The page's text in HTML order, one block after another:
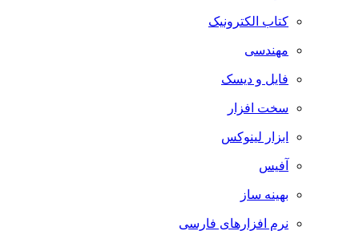
کتاب الکترونیک
مهندسی
فایل و دیسک
سخت افزار
ابزار لینوکس
آفیس
بهینه ساز
نرم افزارهای فارسی